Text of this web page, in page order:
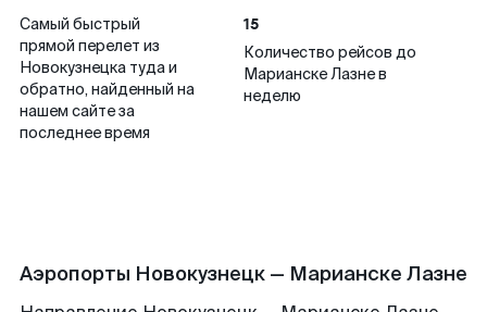
Самый быстрый
прямой перелет из
Новокузнецка туда и
обратно, найденный на
нашем сайте за
последнее время
15
Количество рейсов до
Марианске Лазне в
неделю
Аэропорты Новокузнецк — Марианске Лазне